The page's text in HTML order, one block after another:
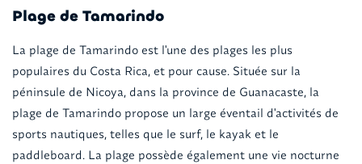
Plage de Tamarindo
La plage de Tamarindo est l'une des plages les plus
populaires du Costa Rica, et pour cause. Située sur la
péninsule de Nicoya, dans la province de Guanacaste, la
plage de Tamarindo propose un large éventail d'activités de
sports nautiques, telles que le surf, le kayak et le
paddleboard. La plage possède également une vie nocturne